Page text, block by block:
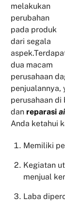
melakukan
perubahan
pada produk
dari segala
dua macam
perusahaan
penjualannya,
perusahaan
dan reparasi
Anda ketahui
Memiliki
Kegiatan
menjual
Laba